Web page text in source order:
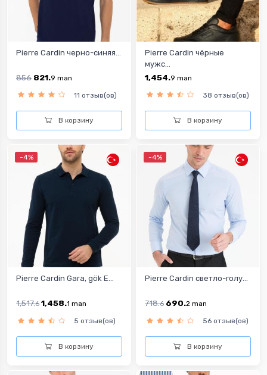
Pierre Cardin черно-синяя...
856 821.9 man
11 отзыв(ов)
В корзину
Pierre Cardin чёрные
мужс...
1,454.9 man
38 отзыв(ов)
В корзину
-4%
Pierre Cardin Gara, gök E...
1,517.6 1,458.1 man
5 отзыв(ов)
В корзину
-4%
Pierre Cardin cветло-голу...
718.6 690.2 man
56 отзыв(ов)
В корзину